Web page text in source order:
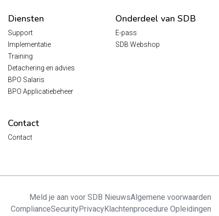
Diensten
Support
Implementatie
Training
Detachering en advies
BPO Salaris
BPO Applicatiebeheer
Onderdeel van SDB
E-pass
SDB Webshop
Contact
Contact
Meld je aan voor SDB NieuwsAlgemene voorwaarden
ComplianceSecurityPrivacyKlachtenprocedure Opleidingen